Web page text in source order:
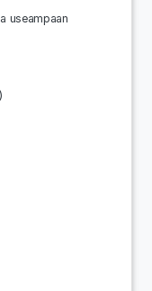
useampaan